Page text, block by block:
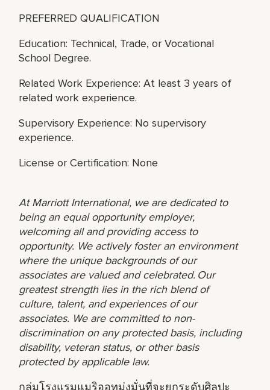
PREFERRED QUALIFICATION
Education: Technical, Trade, or Vocational
School Degree.
Related Work Experience: At least 3 years of
related work experience.
Supervisory Experience: No supervisory
experience.
License or Certification: None
At Marriott International, we are dedicated to
being an equal opportunity employer,
welcoming all and providing access to
opportunity. We actively foster an environment
where the unique backgrounds of our
associates are valued and celebrated. Our
greatest strength lies in the rich blend of
culture, talent, and experiences of our
associates. We are committed to non-
discrimination on any protected basis, including
disability, veteran status, or other basis
protected by applicable law.
กลุ่มโรงแรมแมริออทมุ่งมั่นที่จะยกระดับศิลปะ